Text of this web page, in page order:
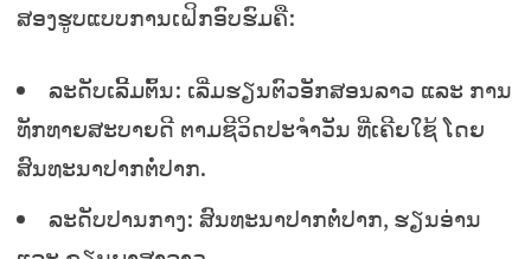
ສອງຮູບແບບການເຝິກອົບຮົມຄື:
ລະດັບເລີ້ມຕົ້ນ: ເລີ່ມຮຽນຕົວອັກສອນລາວ ແລະ ການ
ທັກທາຍສະບາຍດີ ຕາມຊີວິດປະຈຳວັນ ທີ່ເຄີຍໃຊ້ ໂດຍ
ສົນທະນາປາກຕໍ່ປາກ.
ລະດັບປານກາງ: ສົນທະນາປາກຕໍ່ປາກ, ຮຽນອ່ານ